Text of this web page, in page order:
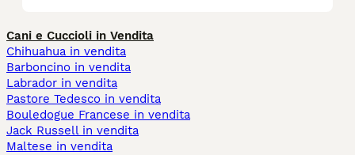
Cani e Cuccioli in Vendita
Chihuahua in vendita
Barboncino in vendita
Labrador in vendita
Pastore Tedesco in vendita
Bouledogue Francese in vendita
Jack Russell in vendita
Maltese in vendita